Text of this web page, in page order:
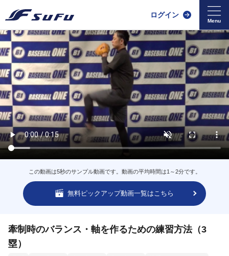
ログイン
この動画は5秒のサンプル動画です。動画の平均時間は1～2分です。
無料ピックアップ動画一覧はこちら
牽制時のバランス・軸を作るための練習方法（3
塁）